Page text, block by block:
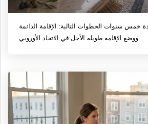
خمس سنوات الخطوات التالية: الإقامة الدائمة
ووضع الإقامة طويلة الأجل في الاتحاد الأوروبي